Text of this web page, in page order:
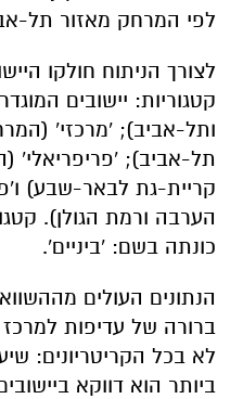
לפי המרחק מאזור תל-
לצורך הניתוח חולקו
קטגוריות: יישובים
ותל-אביב); 'מרכזי'
תל-אביב); 'פריפריאלי'
קריית-גת לבאר-שבע)
הערבה ורמת הגולן).
כונתה בשם: 'ביניים'.
הנתונים העולים
ברורה של עדיפות
לא בכל הקריטריונים:
ביותר הוא דווקא